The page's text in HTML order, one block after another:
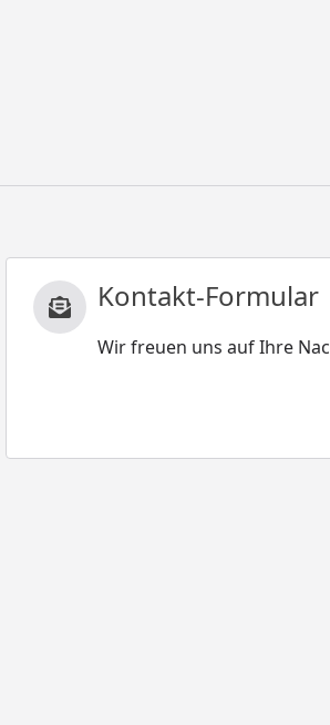
Kontakt-Formular
Wir freuen uns auf Ihre